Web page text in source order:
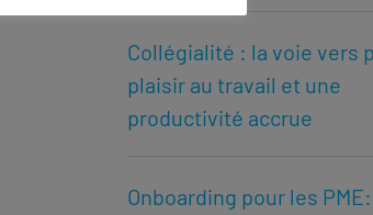
Collégialité : la voie vers
plaisir au travail et une
productivité accrue
Onboarding pour les